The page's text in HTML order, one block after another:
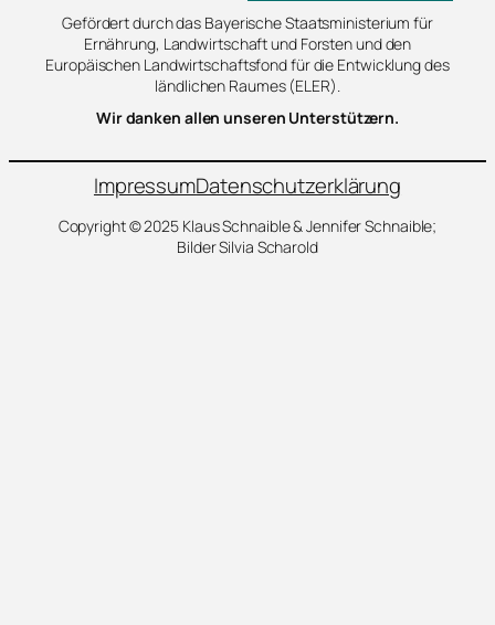
Gefördert durch das Bayerische Staatsministerium für
Ernährung, Landwirtschaft und Forsten und den
Europäischen Landwirtschaftsfond für die Entwicklung des
ländlichen Raumes (ELER).
Wir danken allen unseren Unterstützern.
ImpressumDatenschutzerklärung
Copyright © 2025 Klaus Schnaible & Jennifer Schnaible;
Bilder Silvia Scharold